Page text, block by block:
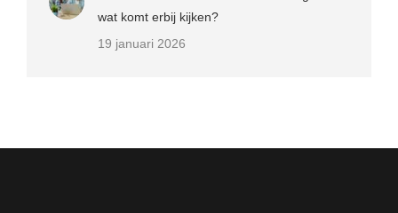
wat komt erbij kijken?
19 januari 2026